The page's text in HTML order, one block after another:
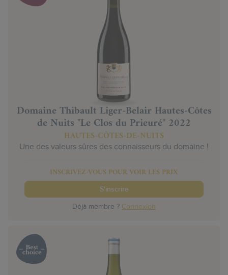
Domaine Thibault Liger-Belair Hautes-Côtes
de Nuits "Le Clos du Prieuré" 2022
HAUTES-CÔTES-DE-NUITS
Une des valeurs sûres des connaisseurs du domaine !
INSCRIVEZ-VOUS POUR VOIR LES PRIX
S'inscrire
Déjà membre ? Connexion